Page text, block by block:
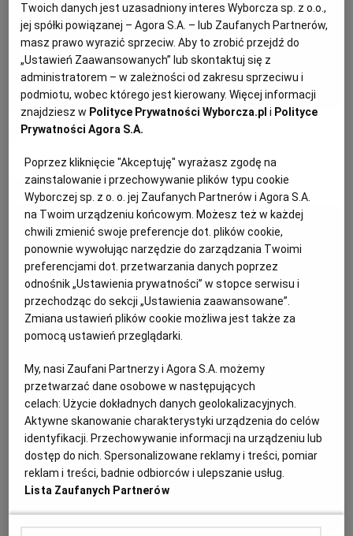
DRÓB
MIĘSA
RYBY
PRZEKĄSKI
DOMOWE PRZETWORY
SOST, DIPY I INNE DODATKI
KUCHNIA PORTUGALSKA
KUCHNIA FRANCUSKA
KUCHNIA AMERYKAŃSKA
KUCHNIA POLSKA
KUCHNIA MEKSYKAŃSKA
KUCHNIA INDYJSKA
KUCHNIA HISZPAŃSKA
BEZ GLUTENU
KSIĄŻKI KULINARNE
SZEF KUCHNI
BIELSKO-BIAŁA
BYDGOSZCZ
CZĘSTOCHOWA
ELBLĄG
GLIWICE
GORZÓW WIELKOPOLSKI
KALISZ
KIELCE
KOSZALIN
KRAKÓW
MAGAZYNY
DUŻY FORMAT
WOLNA SOBOTA
ALE HISTORIA
WYBORCZA TV I VOD
TYLKO ZDROWIE
KSIĄŻKI. MAGAZYN DO CZYTANIA
SŁÓWKA. MAGAZYN O JĘZYKU
WYBORCZA CLASSIC
WYBORCZA.BIZ
WYSOKIE OBCASY
BIQDATA
JUTRONAUCI
ARCHIWUM
GAZETA.PL
TOK FM
SPORT.PL
Letnia tarta z młodymi buraczkami i serem
MATERIAŁ PROMOCYJNY
Twoich danych jest uzasadniony interes Wyborcza sp. z o.o.,
jej spółki powiązanej – Agora S.A. – lub Zaufanych Partnerów,
masz prawo wyrazić sprzeciw. Aby to zrobić przejdź do
„Ustawień Zaawansowanych” lub skontaktuj się z
administratorem – w zależności od zakresu sprzeciwu i
podmiotu, wobec którego jest kierowany. Więcej informacji
znajdziesz w Polityce Prywatności Wyborcza.pl i Polityce
Prywatności Agora S.A.
Poprzez kliknięcie "Akceptuję" wyrażasz zgodę na
zainstalowanie i przechowywanie plików typu cookie
Wyborczej sp. z o. o. jej Zaufanych Partnerów i Agora S.A.
na Twoim urządzeniu końcowym. Możesz też w każdej
chwili zmienić swoje preferencje dot. plików cookie,
ponownie wywołując narzędzie do zarządzania Twoimi
preferencjami dot. przetwarzania danych poprzez
odnośnik „Ustawienia prywatności” w stopce serwisu i
przechodząc do sekcji „Ustawienia zaawansowane”.
Zmiana ustawień plików cookie możliwa jest także za
pomocą ustawień przeglądarki.
My, nasi Zaufani Partnerzy i Agora S.A. możemy
przetwarzać dane osobowe w następujących
celach:Użycie dokładnych danych geolokalizacyjnych.
Aktywne skanowanie charakterystyki urządzenia do celów
identyfikacji. Przechowywanie informacji na urządzeniu lub
dostęp do nich. Spersonalizowane reklamy i treści, pomiar
reklam i treści, badnie odbiorców i ulepszanie usług.
Lista Zaufanych Partnerów